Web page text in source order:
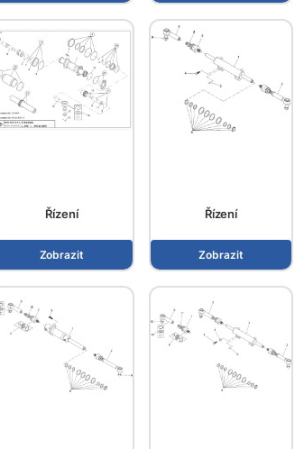
Řízení
Zobrazit
Řízení
Zobrazit